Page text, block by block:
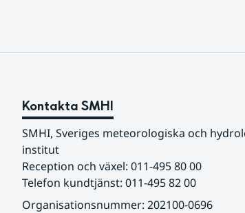
Kontakta SMHI
SMHI, Sveriges meteorologiska och
institut
Reception och växel: 011-495 80 00
Telefon kundtjänst: 011-495 82 00
Organisationsnummer: 202100-0696